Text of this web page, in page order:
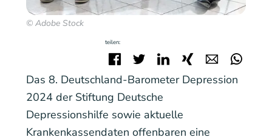
© Adobe Stock
teilen:
FacebookTwitterLinkedIn
Xing E-mail
Das 8. Deutschland-Barometer Depression
2024 der Stiftung Deutsche
Depressionshilfe sowie aktuelle
Krankenkassendaten offenbaren eine